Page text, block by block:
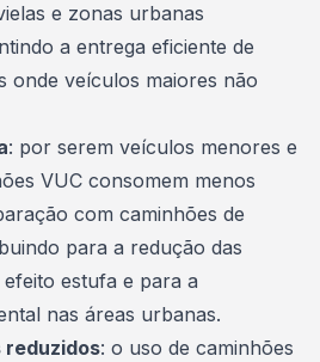
e zonas urbanas
a entrega eficiente de
onde veículos maiores não
: por serem veículos menores e
VUC consomem menos
com caminhões de
para a redução das
efeito estufa e para a
nas áreas urbanas.
reduzidos: o uso de caminhões